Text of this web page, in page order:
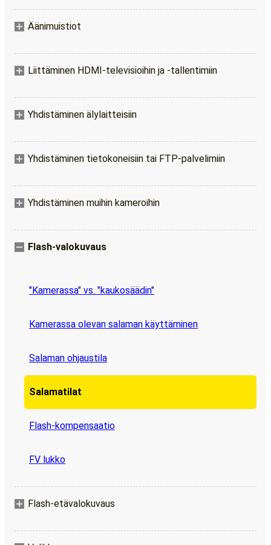
Äänimuistiot
Liittäminen HDMI-televisioihin ja -tallentimiin
Yhdistäminen älylaitteisiin
Yhdistäminen tietokoneisiin tai FTP-palvelimiin
Yhdistäminen muihin kameroihin
Flash-valokuvaus
"Kamerassa" vs. "kaukosäädin"
Kamerassa olevan salaman käyttäminen
Salaman ohjaustila
Salamatilat
Flash-kompensaatio
FV lukko
Flash-etävalokuvaus